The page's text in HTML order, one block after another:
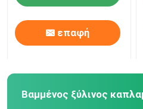
επαφή
Βαμμένος ξύλινος